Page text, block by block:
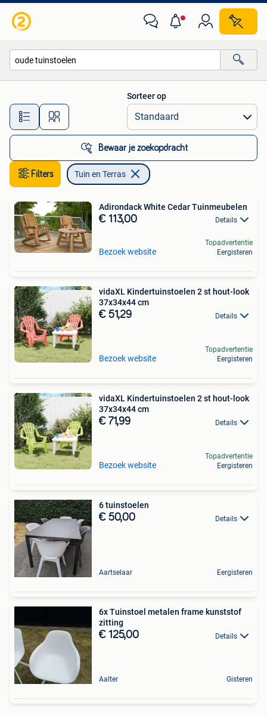
Alle afstanden…
Sorteer op
Bewaar je zoekopdracht
Filters Tuin en Terras
Adirondack White Cedar Tuinmeubelen
€ 113,00 Details
Bezoek website
Topadvertentie
Eergisteren
vidaXL Kindertuinstoelen 2 st hout-look
37x34x44 cm
€ 51,29 Details
Bezoek website
Topadvertentie
Eergisteren
vidaXL Kindertuinstoelen 2 st hout-look
37x34x44 cm
€ 71,99 Details
Bezoek website
Topadvertentie
Eergisteren
6 tuinstoelen
€ 50,00 Details
Aartselaar Eergisteren
6x Tuinstoel metalen frame kunststof
zitting
€ 125,00 Details
Aalter Gisteren